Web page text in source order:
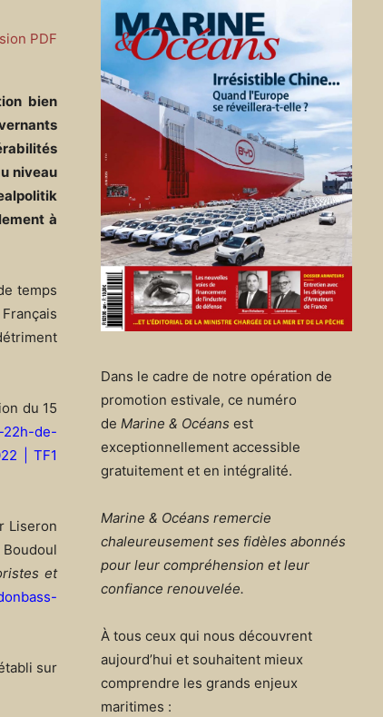
PDF
bien
niveau
à
temps
du 15
22h-de-
| TF1
Liseron
et
sur
Dans le cadre de notre opération de
promotion estivale, ce numéro
de Marine & Océans est
exceptionnellement accessible
gratuitement et en intégralité.
Marine & Océans remercie
chaleureusement ses fidèles abonnés
pour leur compréhension et leur
confiance renouvelée.
À tous ceux qui nous découvrent
aujourd’hui et souhaitent mieux
comprendre les grands enjeux
maritimes :